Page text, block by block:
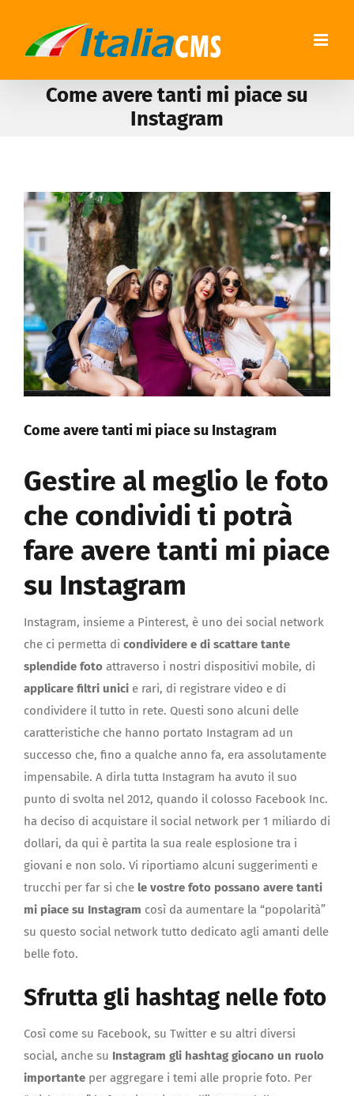
Come avere tanti mi piace su
Instagram
View
Larger
Image
Come avere tanti mi piace su Instagram
Gestire al meglio le foto
che condividi ti potrà
fare avere tanti mi piace
su Instagram
Instagram, insieme a Pinterest, è uno dei social network
che ci permetta di condividere e di scattare tante
splendide foto attraverso i nostri dispositivi mobile, di
applicare filtri unici e rari, di registrare video e di
condividere il tutto in rete. Questi sono alcuni delle
caratteristiche che hanno portato Instagram ad un
successo che, fino a qualche anno fa, era assolutamente
impensabile. A dirla tutta Instagram ha avuto il suo
punto di svolta nel 2012, quando il colosso Facebook Inc.
ha deciso di acquistare il social network per 1 miliardo di
dollari, da qui è partita la sua reale esplosione tra i
giovani e non solo. Vi riportiamo alcuni suggerimenti e
trucchi per far si che le vostre foto possano avere tanti
mi piace su Instagram così da aumentare la “popolarità”
su questo social network tutto dedicato agli amanti delle
belle foto.
Sfrutta gli hashtag nelle foto
Così come su Facebook, su Twitter e su altri diversi
social, anche su Instagram gli hashtag giocano un ruolo
importante per aggregare i temi alle proprie foto. Per